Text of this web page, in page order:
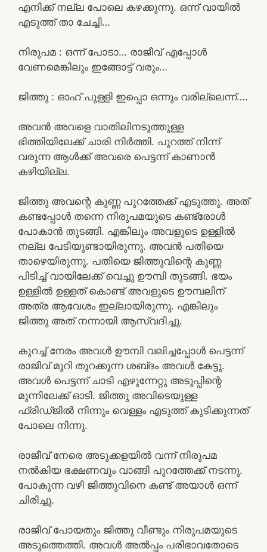
എനിക്ക് നല്ല പോലെ കഴക്കുന്നു. ഒന്ന് വായിൽ
എടുത്ത് താ ചേച്ചി…
നിരുപമ : ഒന്ന് പോടാ… രാജീവ് എപ്പോൾ
വേണമെങ്കിലും ഇങ്ങോട്ട് വരും…
ജിത്തു : ഓഹ് പുള്ളി ഇപ്പൊ ഒന്നും വരില്ലെന്ന്….
അവൻ അവളെ വാതിലിനടുത്തുള്ള
ഭിത്തിയിലേക്ക് ചാരി നിർത്തി. പുറത്ത് നിന്ന്
വരുന്ന ആൾക്ക് അവരെ പെട്ടന്ന് കാണാൻ
കഴിയില്ല.
ജിത്തു അവന്റെ കുണ്ണ പുറത്തേക്ക് എടുത്തു. അത്
കണ്ടപ്പോൾ തന്നെ നിരുപമയുടെ കണ്ട്രോൾ
പോകാൻ തുടങ്ങി. എങ്കിലും അവളുടെ ഉള്ളിൽ
നല്ല പേടിയുണ്ടായിരുന്നു. അവൻ പതിയെ
താഴെയിരുന്നു. പതിയെ ജിത്തുവിന്റെ കുണ്ണ
പിടിച്ച് വായിലേക്ക് വെച്ചു ഊമ്പി തുടങ്ങി. ഭയം
ഉള്ളിൽ ഉള്ളത് കൊണ്ട് അവളുടെ ഊമ്പലിന്
അത്ര ആവേശം ഇല്ലായിരുന്നു. എങ്കിലും
ജിത്തു അത് നന്നായി ആസ്വദിച്ചു.
കുറച്ച് നേരം അവൾ ഊമ്പി വലിച്ചപ്പോൾ പെട്ടന്ന്
രാജീവ് മുറി തുറക്കുന്ന ശബ്‌ദം അവൾ കേട്ടു.
അവൾ പെട്ടന്ന് ചാടി എഴുന്നേറ്റു അടുപ്പിന്റെ
മുന്നിലേക്ക് ഓടി. ജിത്തു അവിടെയുള്ള
ഫ്രിഡ്ജിൽ നിന്നും വെള്ളം എടുത്ത് കുടിക്കുന്നത്
പോലെ നിന്നു.
രാജീവ് നേരെ അടുക്കളയിൽ വന്ന് നിരുപമ
നൽകിയ ഭക്ഷണവും വാങ്ങി പുറത്തേക്ക് നടന്നു.
പോകുന്ന വഴി ജിത്തുവിനെ കണ്ട് അയാൾ ഒന്ന്
ചിരിച്ചു.
രാജീവ് പോയതും ജിത്തു വീണ്ടും നിരുപമയുടെ
അടുത്തെത്തി. അവൾ അൽപ്പം പരിഭാവതോടെ